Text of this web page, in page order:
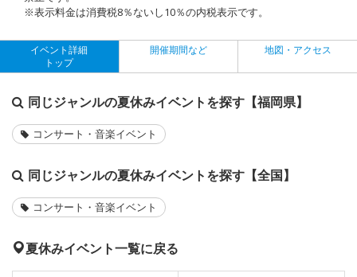
※表示料金は消費税8％ないし10％の内税表示です。
イベント詳細
トップ
開催期間など 地図・アクセス
同じジャンルの夏休みイベントを探す【福岡県】
コンサート・音楽イベント
同じジャンルの夏休みイベントを探す【全国】
コンサート・音楽イベント
夏休みイベント一覧に戻る